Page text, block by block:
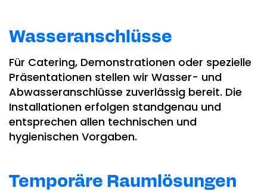
Wasseranschlüsse
Für Catering, Demonstrationen oder spezielle
Präsentationen stellen wir Wasser- und
Abwasseranschlüsse zuverlässig bereit. Die
Installationen erfolgen standgenau und
entsprechen allen technischen und
hygienischen Vorgaben.
Temporäre Raumlösungen